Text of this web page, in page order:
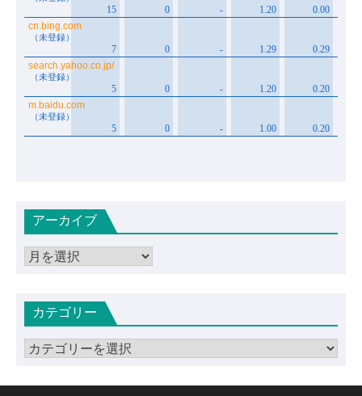
アーカイブ
ア
イカテゴリー
カ
ゴ